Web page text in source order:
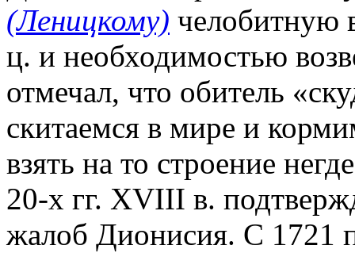
(Леницкому) челобитную
ц. и необходимостью
отмечал, что обитель
скитаемся в мире и
взять на то строение
20-х гг. XVIII в.
жалоб Дионисия. С 1721